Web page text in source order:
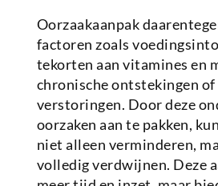
Oorzaakaanpak
factoren zoals
tekorten aan vitamines en
chronische ontstekingen
verstoringen. Door deze
oorzaken aan te pakken,
niet alleen verminderen,
volledig verdwijnen. Deze